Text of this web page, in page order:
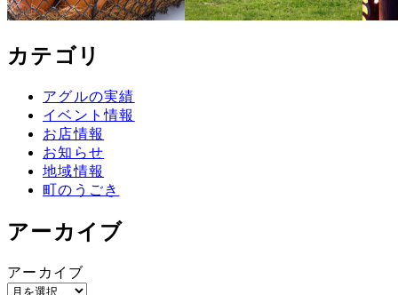
カテゴリ
アグルの実績
イベント情報
お店情報
お知らせ
地域情報
町のうごき
アーカイブ
アーカイブ